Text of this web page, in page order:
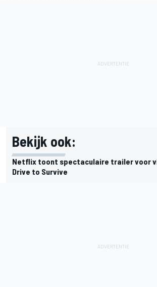
Bekijk ook:
Netflix toont spectaculaire trailer voor
Drive to Survive